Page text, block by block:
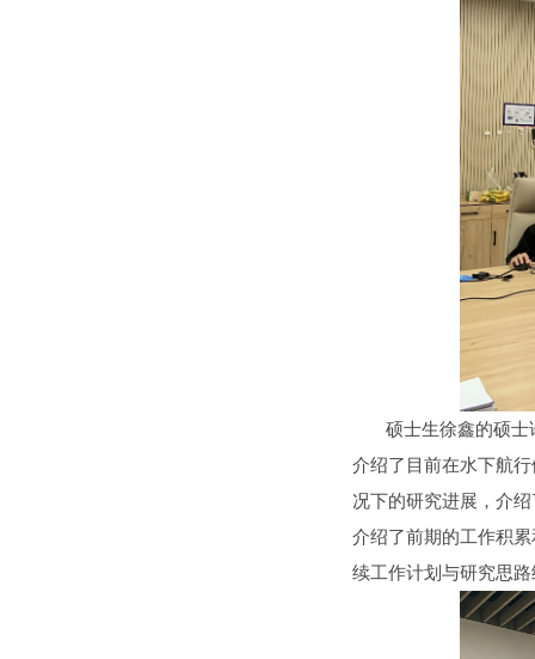
硕士生徐鑫的硕士论
介绍了目前在水下航
况下的研究进展，介
介绍了前期的工作积
续工作计划与研究思